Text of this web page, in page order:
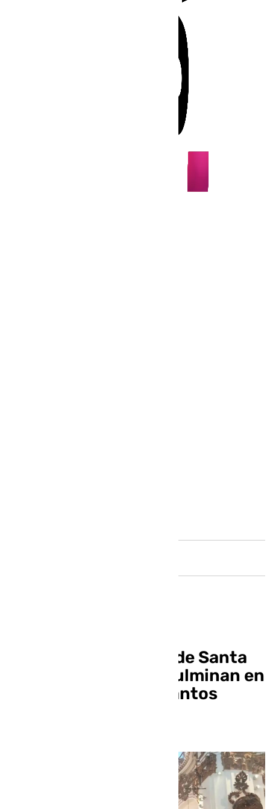
Las peregrinaciones de Santa
María de la Victoria culminan en
la Parroquia de los Santos